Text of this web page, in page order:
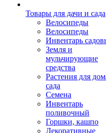
Товары для дачи и сада
Велосипеды
Велосипеды
Инвентарь
Земля и
мульчирующие
средства
Растения для
сада
Семена
Инвентарь
поливочный
Горшки, кашпо
Декоративные